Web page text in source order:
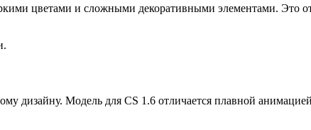
цветами и сложными декоративными элементами. Это
дизайну. Модель для CS 1.6 отличается плавной